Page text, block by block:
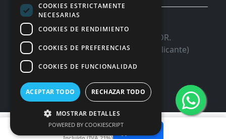
8,89 €
© 2026 InforSystem Programacion y
Aplicaciones, S.L. CIF: B54337985 | C/DR.
Marañon, 17 Local 5 | 03680 - ASPE (Alicante)
COOKIES ESTRICTAMENTE
NECESARIAS
COOKIES DE RENDIMIENTO
COOKIES DE PREFERENCIAS
COOKIES DE FUNCIONALIDAD
ACEPTAR TODO RECHAZAR TODO
MOSTRAR DETALLES
POWERED BY COOKIESCRIPT